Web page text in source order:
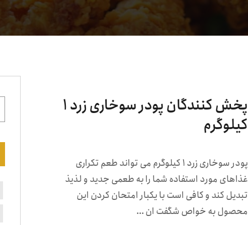
پخش کنندگان پودر سوخاری زرد ۱
کیلوگرم
پودر سوخاری زرد ۱ کیلوگرم می تواند طعم تکراری
غذاهای مورد استفاده شما را به طعمی جدید و لذیذ
تبدیل کند و کافی است با یکبار امتحان کردن این
محصول به خواص شگفت ان ...